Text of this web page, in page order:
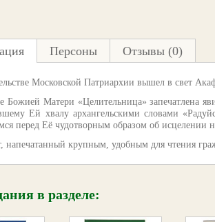
Персоны Отзывы (0)
Московской Патриархии вышел в свет
Божией Матери «Целительница» запечатлена
Ей хвалу архангельскими словами
перед Её чудотворным образом об исцелении
напечатанный крупным, удобным для чтения
в разделе: